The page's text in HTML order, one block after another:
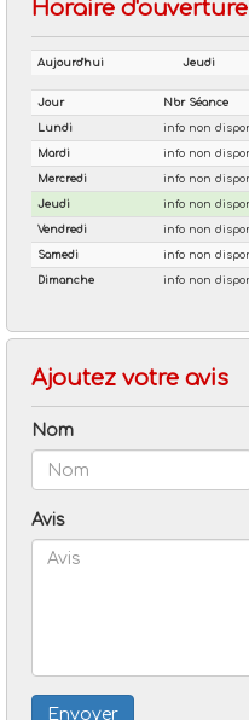
Horaire d'ouverture
Ajoutez votre avis
Nom
Avis
Envoyer